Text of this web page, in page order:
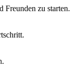
Freunden zu starten.